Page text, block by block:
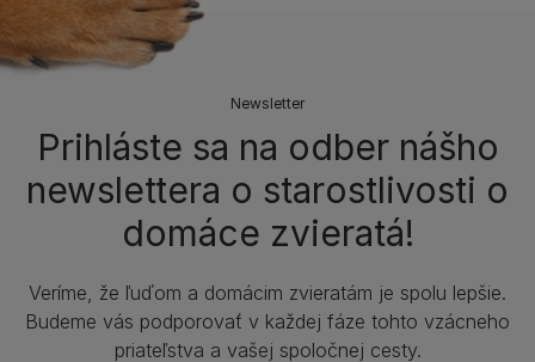
Newsletter
Prihláste sa na odber nášho
newslettera o starostlivosti o
domáce zvieratá!
Veríme, že ľuďom a domácim zvieratám je spolu lepšie.
Budeme vás podporovať v každej fáze tohto vzácneho
priateľstva a vašej spoločnej cesty.